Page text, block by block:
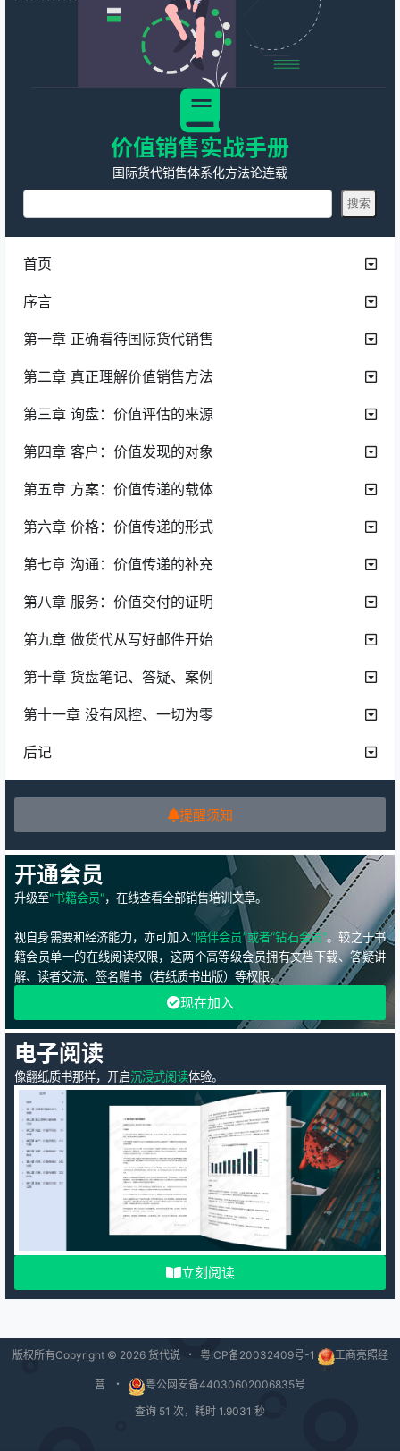
价值销售实战手册
国际货代销售体系化方法论连载
首页
序言
第一章 正确看待国际货代销售
第二章 真正理解价值销售方法
第三章 询盘：价值评估的来源
第四章 客户：价值发现的对象
第五章 方案：价值传递的载体
第六章 价格：价值传递的形式
第七章 沟通：价值传递的补充
第八章 服务：价值交付的证明
第九章 做货代从写好邮件开始
第十章 货盘笔记、答疑、案例
第十一章 没有风控、一切为零
后记
提醒须知
开通会员
升级至"书籍会员"，在线查看全部销售培训文章。
视自身需要和经济能力，亦可加入“陪伴会员”或者“钻石会员”。较之于书
籍会员单一的在线阅读权限，这两个高等级会员拥有文档下载、答疑讲
解、读者交流、签名赠书（若纸质书出版）等权限。
现在加入
电子阅读
像翻纸质书那样，开启沉浸式阅读体验。
立刻阅读
版权所有Copyright © 2026货代说 ・ 粤ICP备20032409号-1 工商亮照经
营 ・
粤公网安备44030602006835号
查询 51 次，耗时 1.9031 秒